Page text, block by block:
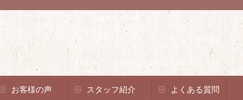
お客様の声 スタッフ紹介 よくある質問